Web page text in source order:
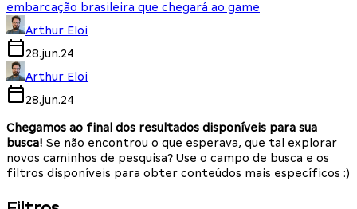
embarcação brasileira que chegará ao game
Arthur Eloi
28.jun.24
Arthur Eloi
28.jun.24
Chegamos ao final dos resultados disponíveis para sua
busca! Se não encontrou o que esperava, que tal explorar
novos caminhos de pesquisa? Use o campo de busca e os
filtros disponíveis para obter conteúdos mais específicos :)